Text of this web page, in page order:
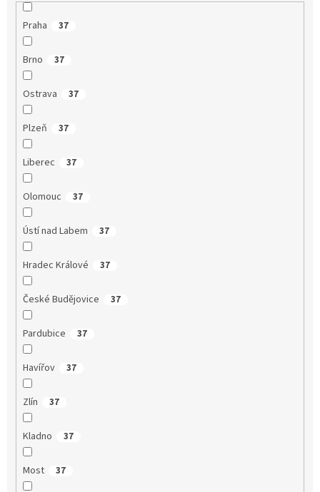
Praha 37
Brno 37
Ostrava 37
Plzeň 37
Liberec 37
Olomouc 37
Ústí nad Labem 37
Hradec Králové 37
České Budějovice 37
Pardubice 37
Havířov 37
Zlín 37
Kladno 37
Most 37